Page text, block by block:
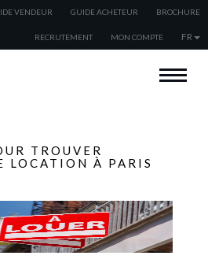
VENDRE
ESTIMER
LOUER
EXPATRIÉS
AGENCES
VENDEUR GUIDE ACHETEUR BROCHURE
RECRUTEMENT MON COMPTE FR
TROUVER
LOCATION À PARIS